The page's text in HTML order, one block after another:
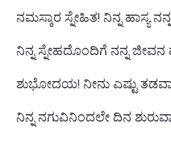
ನಮಸ್ಕಾರ ಸ್ನೇಹಿತ! ನಿನ್ನ ಹಾಸ್ಯ
ನಿನ್ನ ಸ್ನೇಹದೊಂದಿಗೆ ನನ್ನ
ಶುಭೋದಯ! ನೀನು ಎಷ್ಟು
ನಿನ್ನ ನಗುವಿನಿಂದಲೇ ದಿನ